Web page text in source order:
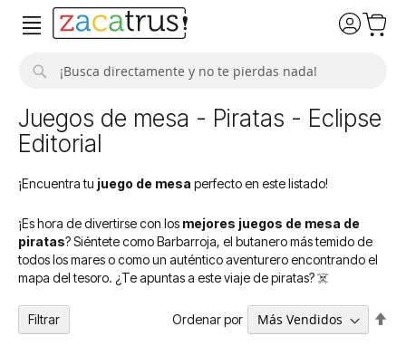
Juegos de mesa - Piratas - Eclipse
Editorial
¡Encuentra tu juego de mesa perfecto en este listado!
¡Es hora de divertirse con los mejores juegos de mesa de
piratas? Siéntete como Barbarroja, el butanero más temido de
todos los mares o como un auténtico aventurero encontrando el
mapa del tesoro. ¿Te apuntas a este viaje de piratas? ☠️
Ordenar por
Filtrar